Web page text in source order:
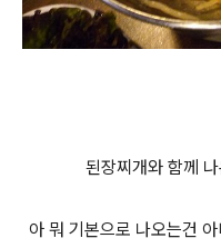
된장찌개와 함께
아 뭐 기본으로 나오는건